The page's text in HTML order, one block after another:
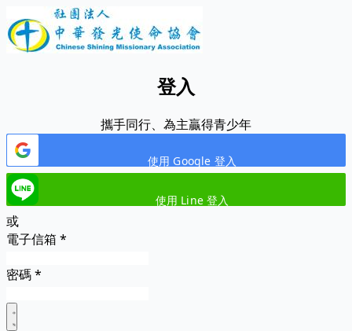
登入
攜手同行、為主贏得青少年
使用 Google 登入
使用 Line 登入
或
電子信箱 *
密碼*